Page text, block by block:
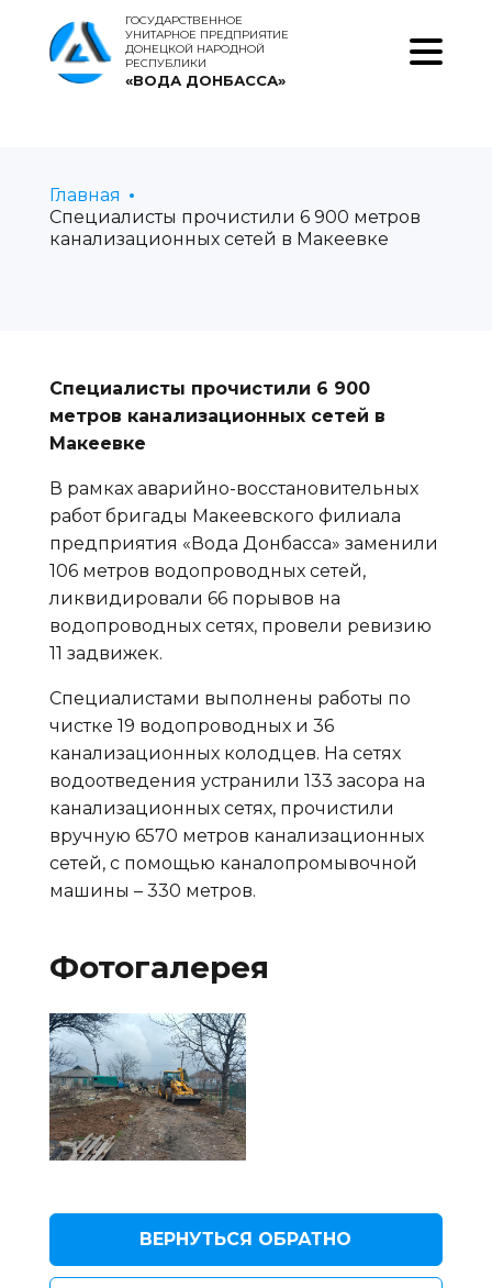
ГОСУДАРСТВЕННОЕ
УНИТАРНОЕ ПРЕДПРИЯТИЕ
ДОНЕЦКОЙ НАРОДНОЙ
РЕСПУБЛИКИ
«ВОДА ДОНБАССА»
Главная
Специалисты прочистили 6 900 метров
канализационных сетей в Макеевке
Специалисты прочистили 6 900
метров канализационных сетей в
Макеевке
В рамках аварийно-восстановительных
работ бригады Макеевского филиала
предприятия «Вода Донбасса» заменили
106 метров водопроводных сетей,
ликвидировали 66 порывов на
водопроводных сетях, провели ревизию
11 задвижек.
Специалистами выполнены работы по
чистке 19 водопроводных и 36
канализационных колодцев. На сетях
водоотведения устранили 133 засора на
канализационных сетях, прочистили
вручную 6570 метров канализационных
сетей, с помощью каналопромывочной
машины – 330 метров.
Фотогалерея
ВЕРНУТЬСЯ ОБРАТНО